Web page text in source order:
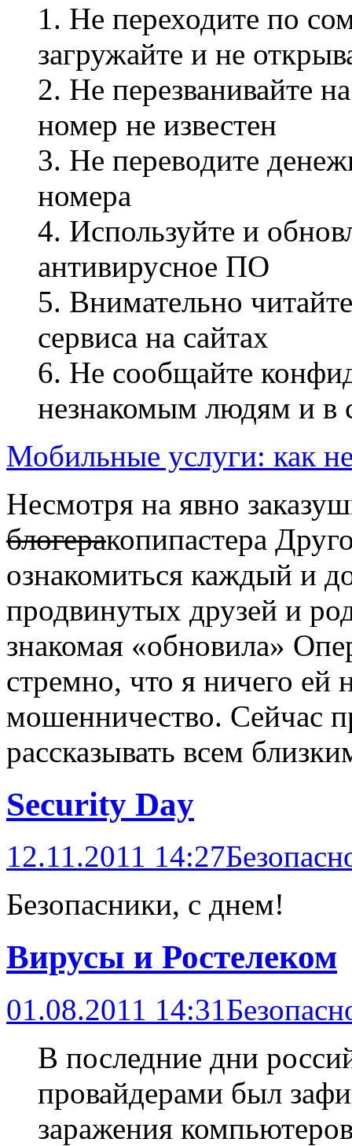
1. Не переходите по
загружайте и не
2. Не перезванивайте
номер не известен
3. Не переводите
номера
4. Используйте и
антивирусное ПО
5. Внимательно
сервиса на сайтах
6. Не сообщайте
незнакомым людям и в
Мобильные услуги: как
Несмотря на явно
блогеракопипастера
ознакомиться каждый и
продвинутых друзей и
знакомая «обновила»
стремно, что я ничего ей
мошенничество. Сейчас
рассказывать всем
Security Day
12.11.2011 14:27
Безопасники, с днем!
Вирусы и Ростелеком
01.08.2011 14:31
В последние дни
провайдерами был
заражения